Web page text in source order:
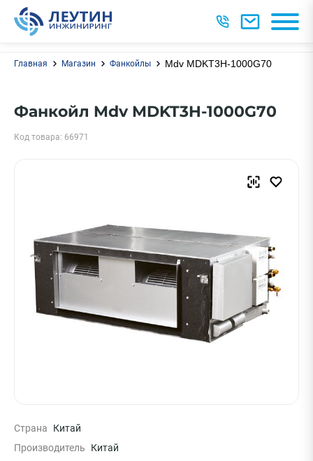
Главная Магазин Фанкойлы Mdv MDKT3H-1000G70
Фанкойл Mdv MDKT3H-1000G70
Код товара: 66971
Страна
Китай
Производитель
Китай